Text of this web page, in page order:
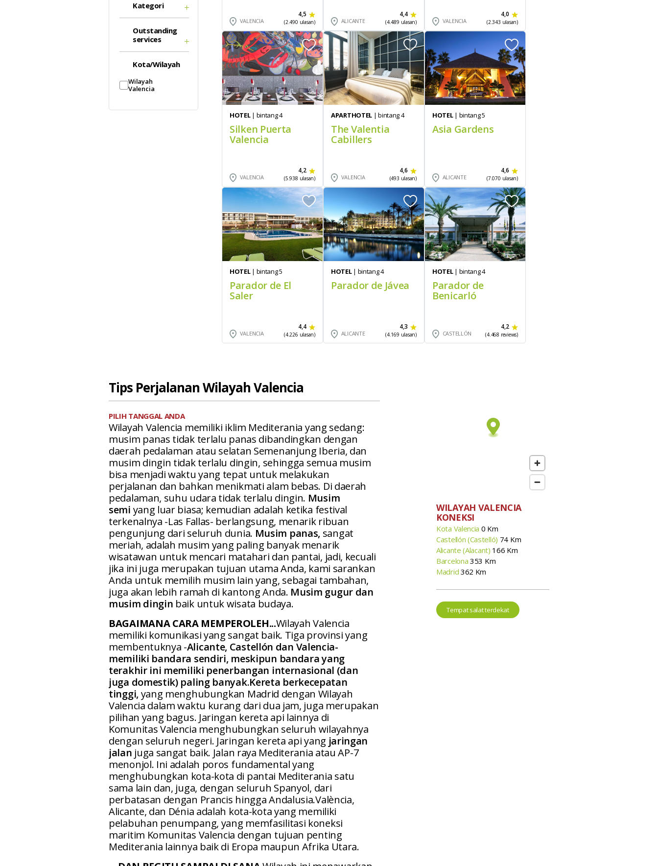
Kategori
Outstanding
services
Kota/Wilayah
Wilayah
Valencia
VALENCIA
4,5
(2.490 ulasan) ALICANTE
4,4
(4.489 ulasan) VALENCIA
4,0
(2.343 ulasan)
HOTEL| bintang 4
Silken Puerta
Valencia
VALENCIA
4,2
(5.938 ulasan)
APARTHOTEL | bintang 4
The Valentia
Cabillers
VALENCIA
4,6
(493 ulasan)
HOTEL| bintang 5
Asia Gardens
ALICANTE
4,6
(7.070 ulasan)
HOTEL| bintang 5
Parador de El
Saler
VALENCIA
4,4
(4.226 ulasan)
HOTEL| bintang 4
Parador de Jávea
ALICANTE
4,3
(4.169 ulasan)
HOTEL| bintang 4
Parador de
Benicarló
CASTELLÓN
4,2
(4.468 reviews)
Tips Perjalanan Wilayah Valencia
PILIH TANGGAL ANDA
Wilayah Valencia memiliki iklim Mediterania yang sedang:
musim panas tidak terlalu panas dibandingkan dengan
daerah pedalaman atau selatan Semenanjung Iberia, dan
musim dingin tidak terlalu dingin, sehingga semua musim
bisa menjadi waktu yang tepat untuk melakukan
perjalanan dan bahkan menikmati alam bebas. Di daerah
pedalaman, suhu udara tidak terlalu dingin. Musim
semi yang luar biasa; kemudian adalah ketika festival
terkenalnya -Las Fallas- berlangsung, menarik ribuan
pengunjung dari seluruh dunia. Musim panas, sangat
meriah, adalah musim yang paling banyak menarik
wisatawan untuk mencari matahari dan pantai, jadi, kecuali
jika ini juga merupakan tujuan utama Anda, kami sarankan
Anda untuk memilih musim lain yang, sebagai tambahan,
juga akan lebih ramah di kantong Anda. Musim gugur dan
musim dingin baik untuk wisata budaya.
BAGAIMANA CARA MEMPEROLEH...Wilayah Valencia
memiliki komunikasi yang sangat baik. Tiga provinsi yang
membentuknya -Alicante, Castellón dan Valencia-
memiliki bandara sendiri, meskipun bandara yang
terakhir ini memiliki penerbangan internasional (dan
juga domestik) paling banyak.Kereta berkecepatan
tinggi, yang menghubungkan Madrid dengan Wilayah
Valencia dalam waktu kurang dari dua jam, juga merupakan
pilihan yang bagus. Jaringan kereta api lainnya di
Komunitas Valencia menghubungkan seluruh wilayahnya
dengan seluruh negeri. Jaringan kereta api yang jaringan
jalan juga sangat baik. Jalan raya Mediterania atau AP-7
menonjol. Ini adalah poros fundamental yang
menghubungkan kota-kota di pantai Mediterania satu
sama lain dan, juga, dengan seluruh Spanyol, dari
perbatasan dengan Prancis hingga Andalusia.València,
Alicante, dan Dénia adalah kota-kota yang memiliki
pelabuhan penumpang, yang memfasilitasi koneksi
maritim Komunitas Valencia dengan tujuan penting
Mediterania lainnya baik di Eropa maupun Afrika Utara.
WILAYAH VALENCIA
KONEKSI
Kota Valencia 0 Km
Castellón (Castelló) 74 Km
Alicante (Alacant) 166 Km
Barcelona 353 Km
Madrid 362 Km
Tempat salat terdekat